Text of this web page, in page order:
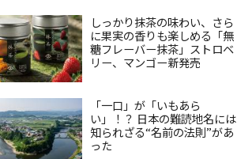
しっかり抹茶の味わい、さら
に果実の香りも楽しめる「無
糖フレーバー抹茶」ストロベ
リー、マンゴー新発売
「一口」が「いもあら
い」！？ 日本の難読地名には
知られざる“名前の法則”があ
った